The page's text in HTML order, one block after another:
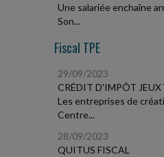
Une salariée enchaîne
Son...
Fiscal TPE
29/09/2023
CRÉDIT D'IMPÔT JEUX
Les entreprises de
Centre...
28/09/2023
QUITUS FISCAL